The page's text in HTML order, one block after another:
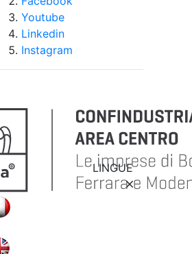
Youtube
Linkedin
Instagram
LINGUE